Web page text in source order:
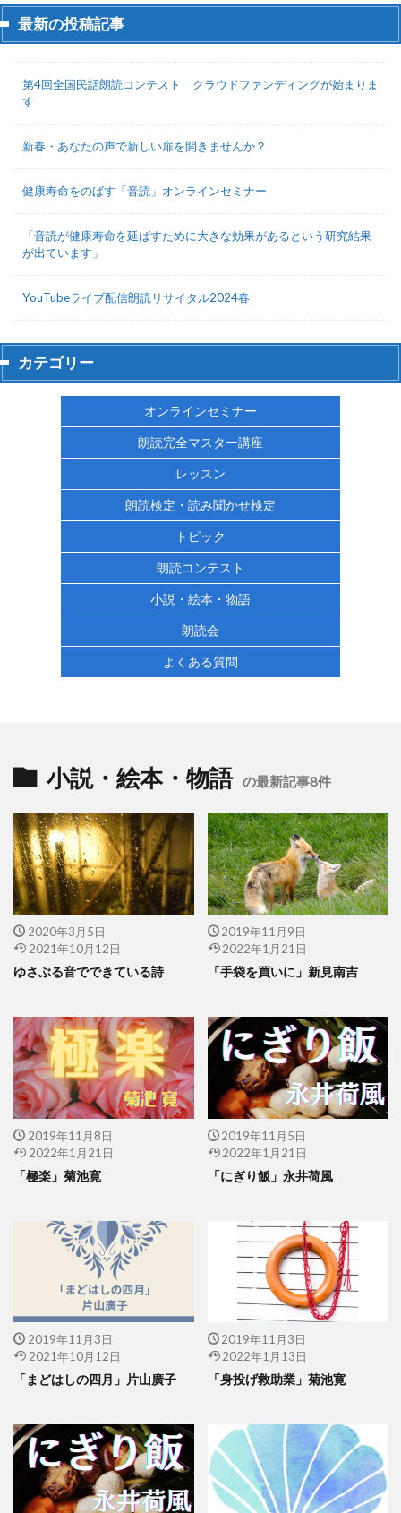
最新の投稿記事
第4回全国民話朗読コンテスト クラウドファンディングが始まりま
す
新春・あなたの声で新しい扉を開きませんか？
健康寿命をのばす「音読」オンラインセミナー
「音読が健康寿命を延ばすために大きな効果があるという研究結果
が出ています」
YouTubeライブ配信朗読リサイタル2024春
カテゴリー
オンラインセミナー
朗読完全マスター講座
レッスン
朗読検定・読み聞かせ検定
トピック
朗読コンテスト
小説・絵本・物語
朗読会
よくある質問
小説・絵本・物語 の最新記事8件
2020年3月5日
2021年10月12日
ゆさぶる音でできている詩
2019年11月9日
2022年1月21日
「手袋を買いに」新見南吉
2019年11月8日
2022年1月21日
「極楽」菊池寛
2019年11月5日
2022年1月21日
「にぎり飯」永井荷風
2019年11月3日
2021年10月12日
「まどはしの四月」片山廣子
2019年11月3日
2022年1月13日
「身投げ救助業」菊池寛